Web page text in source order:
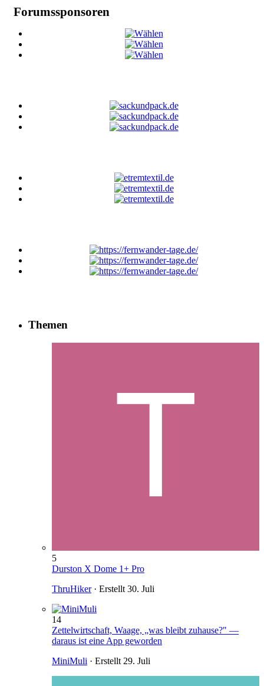
Forumssponsoren
Themen
5
Durston X Dome 1+ Pro
ThruHiker· Erstellt 30. Juli
14
Zettelwirtschaft, Waage, „was bleibt zuhause?" —
daraus ist eine App geworden
MiniMuli · Erstellt 29. Juli